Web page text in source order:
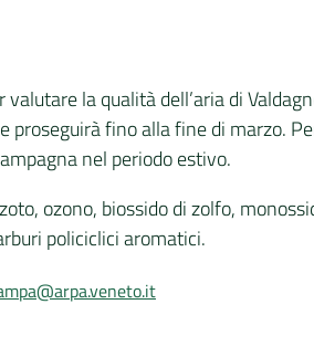
la qualità dell’aria di
proseguirà fino alla fine di marzo.
nel periodo estivo.
ozono, biossido di zolfo,
policiclici aromatici.